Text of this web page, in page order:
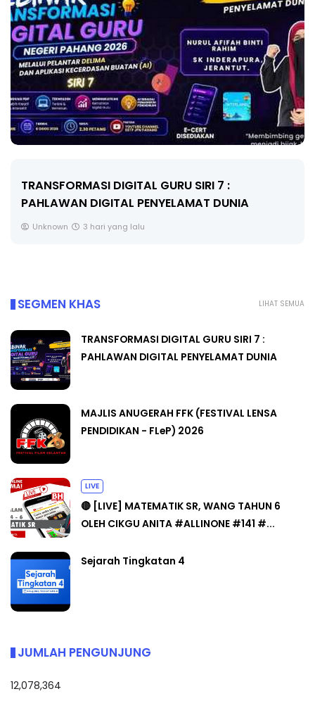
MAJLIS ANUGERAH FFK (FESTIVAL LENSA
PENDIDIKAN - FLeP) 2026
Unknown 4 hari yang lalu
LIHAT SEMUA
SEGMEN KHAS
TRANSFORMASI DIGITAL GURU SIRI 7 :
PAHLAWAN DIGITAL PENYELAMAT DUNIA
MAJLIS ANUGERAH FFK (FESTIVAL LENSA
PENDIDIKAN - FLeP) 2026
LIVE
🔴 [LIVE] MATEMATIK SR, WANG TAHUN 6
OLEH CIKGU ANITA #ALLINONE #141 #...
Sejarah Tingkatan 4
JUMLAH PENGUNJUNG
12,078,364